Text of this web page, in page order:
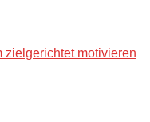
zielgerichtet motivieren